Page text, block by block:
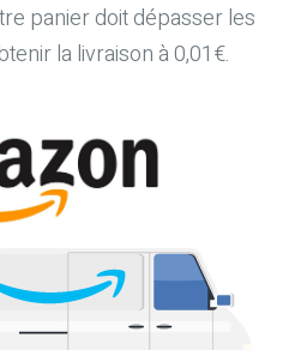
panier doit dépasser les
la livraison à 0,01€.